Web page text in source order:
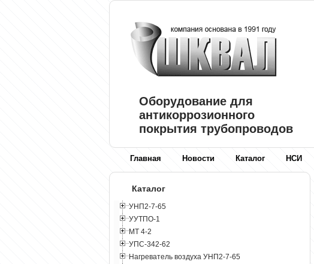
Оборудование для
антикоррозионного
покрытия трубопроводов
Главная Новости Каталог НСИ
Каталог
УНП2-7-65
УУТПО-1
МТ 4-2
УПС-342-62
Нагреватель воздуха УНП2-7-65